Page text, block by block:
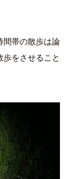
間帯の散歩は論
をさせること